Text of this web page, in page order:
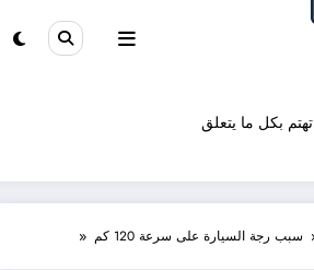
موقع سيارتك sayaratok تهتم بكل ما يتعلق
سبب رجة السيارة على سرعة 120 كم